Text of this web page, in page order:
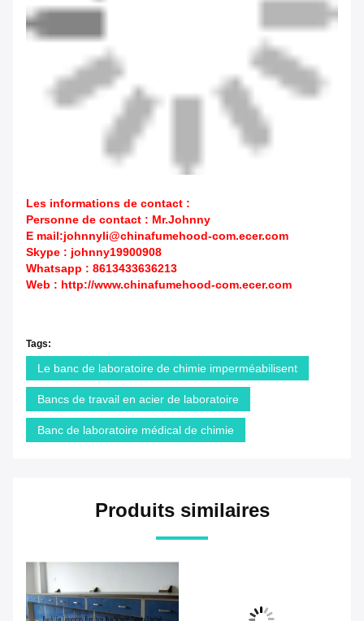
Les informations de contact :
Personne de contact : Mr.Johnny
E mail:johnnyli@chinafumehood-com.ecer.com
Skype : johnny19900908
Whatsapp : 8613433636213
Web : http://www.chinafumehood-com.ecer.com
Tags:
Le banc de laboratoire de chimie imperméabilisent
Bancs de travail en acier de laboratoire
Banc de laboratoire médical de chimie
Produits similaires